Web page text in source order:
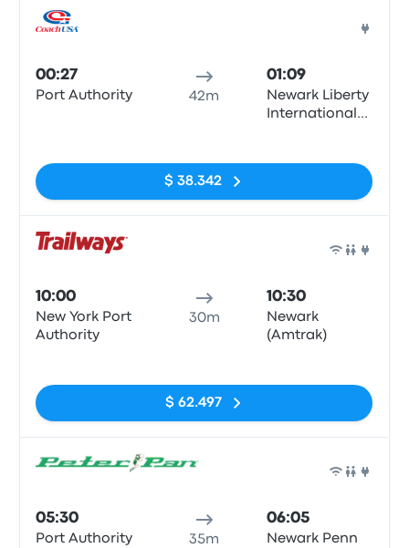
00:27
Port Authority 42m
01:09
Newark Liberty
International
(arrivals, Zone
$ 38.342
10:00
New York Port
Authority
30m
10:30
Newark
(Amtrak)
$ 62.497
05:30
Port Authority
35m
06:05
Newark Penn